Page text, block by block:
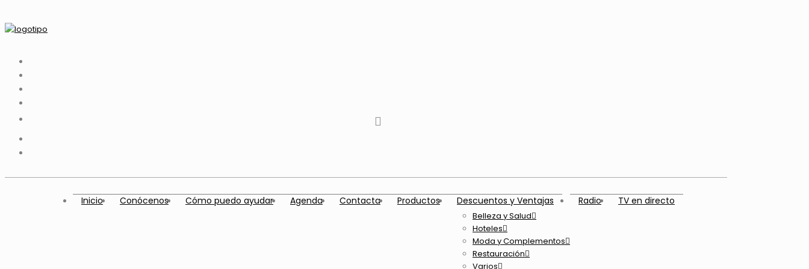
Youtube
Inicio Conócenos Cómo puedo ayudar Agenda Contacta Productos Descuentos y Ventajas
Belleza y Salud
Hoteles
Moda y Complementos
Restauración
Varios
Radio TV en directo